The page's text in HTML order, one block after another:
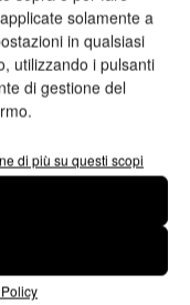
solamente a
in qualsiasi
utilizzando i pulsanti
di gestione del
di più su questi scopi
è vagliato con
materiale di prova
ammontare a
di effetti negativi
di compostaggio su
piante eseguita su
di prova. Non si
di controllo.